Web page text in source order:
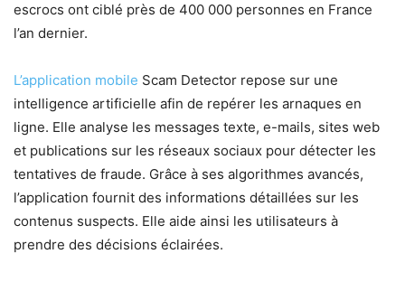
escrocs ont ciblé près de 400 000 personnes en France
l’an dernier.
L’application mobile Scam Detector repose sur une
intelligence artificielle afin de repérer les arnaques en
ligne. Elle analyse les messages texte, e-mails, sites web
et publications sur les réseaux sociaux pour détecter les
tentatives de fraude. Grâce à ses algorithmes avancés,
l’application fournit des informations détaillées sur les
contenus suspects. Elle aide ainsi les utilisateurs à
prendre des décisions éclairées.